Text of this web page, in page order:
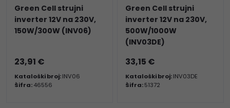
Green Cell strujni
inverter 12V na 230V,
150W/300W (INV06)
23,91 €
Kataloški broj:INV06
Šifra:46556
Green Cell strujni
inverter 12V na 230V,
500W/1000W
(INV03DE)
33,15 €
Kataloški broj:INV03DE
Šifra:51372